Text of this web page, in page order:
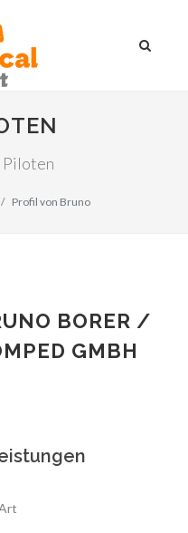
Piloten
Profil von Bruno
BORER /
GMBH